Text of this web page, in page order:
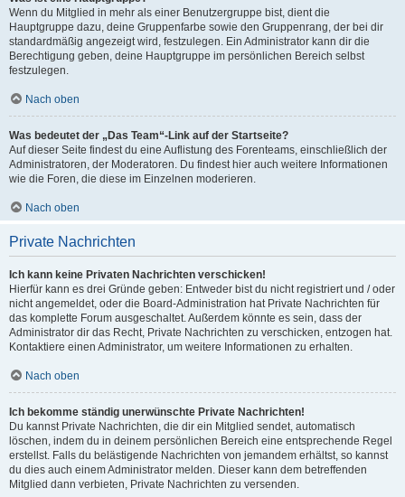
Wenn du Mitglied in mehr als einer Benutzergruppe bist, dient die
Hauptgruppe dazu, deine Gruppenfarbe sowie den Gruppenrang, der bei dir
standardmäßig angezeigt wird, festzulegen. Ein Administrator kann dir die
Berechtigung geben, deine Hauptgruppe im persönlichen Bereich selbst
festzulegen.
Nach oben
Was bedeutet der „Das Team“-Link auf der Startseite?
Auf dieser Seite findest du eine Auflistung des Forenteams, einschließlich der
Administratoren, der Moderatoren. Du findest hier auch weitere Informationen
wie die Foren, die diese im Einzelnen moderieren.
Nach oben
Private Nachrichten
Ich kann keine Privaten Nachrichten verschicken!
Hierfür kann es drei Gründe geben: Entweder bist du nicht registriert und / oder
nicht angemeldet, oder die Board-Administration hat Private Nachrichten für
das komplette Forum ausgeschaltet. Außerdem könnte es sein, dass der
Administrator dir das Recht, Private Nachrichten zu verschicken, entzogen hat.
Kontaktiere einen Administrator, um weitere Informationen zu erhalten.
Nach oben
Ich bekomme ständig unerwünschte Private Nachrichten!
Du kannst Private Nachrichten, die dir ein Mitglied sendet, automatisch
löschen, indem du in deinem persönlichen Bereich eine entsprechende Regel
erstellst. Falls du belästigende Nachrichten von jemandem erhältst, so kannst
du dies auch einem Administrator melden. Dieser kann dem betreffenden
Mitglied dann verbieten, Private Nachrichten zu versenden.